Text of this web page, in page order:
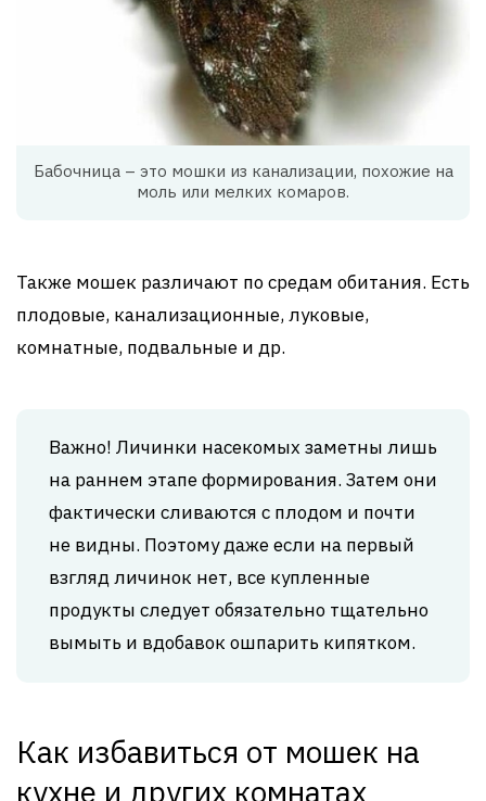
Бабочница – это мошки из канализации, похожие на
моль или мелких комаров.
Также мошек различают по средам обитания. Есть
плодовые, канализационные, луковые,
комнатные, подвальные и др.
Важно! Личинки насекомых заметны лишь
на раннем этапе формирования. Затем они
фактически сливаются с плодом и почти
не видны. Поэтому даже если на первый
взгляд личинок нет, все купленные
продукты следует обязательно тщательно
вымыть и вдобавок ошпарить кипятком.
Как избавиться от мошек на
кухне и других комнатах